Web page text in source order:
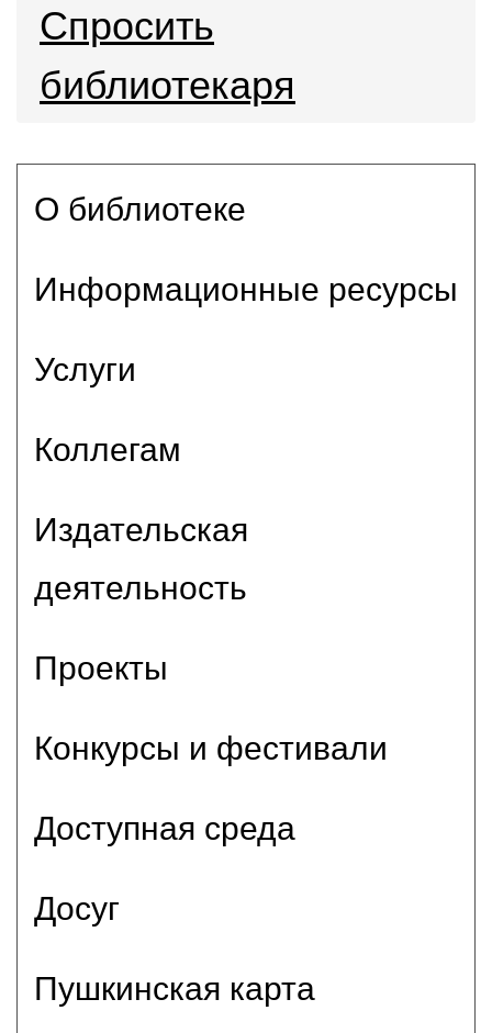
Спросить
библиотекаря
О библиотеке
Информационные ресурсы
Услуги
Коллегам
Издательская
деятельность
Проекты
Конкурсы и фестивали
Доступная среда
Досуг
Пушкинская карта